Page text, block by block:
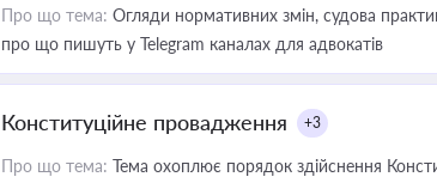
Про що тема: Огляди нормативних змін, судова
про що пишуть у Telegram каналах для адвокатів
Конституційне провадження +3
Про що тема: Тема охоплює порядок здійснення